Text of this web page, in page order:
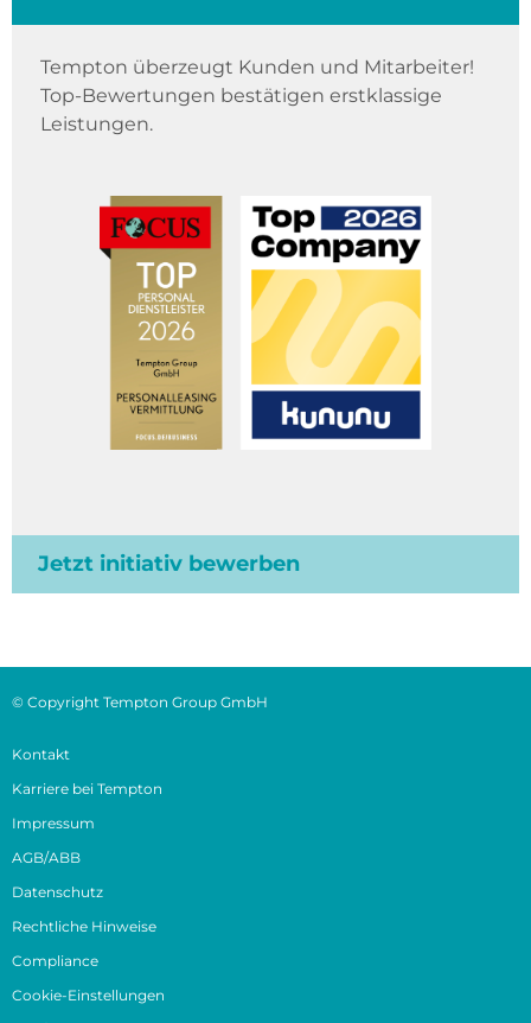
Tempton überzeugt Kunden und Mitarbeiter!
Top-Bewertungen bestätigen erstklassige
Leistungen.
Jetzt initiativ bewerben
© Copyright Tempton Group GmbH
Kontakt
Karriere bei Tempton
Impressum
AGB/ABB
Datenschutz
Rechtliche Hinweise
Compliance
Cookie-Einstellungen